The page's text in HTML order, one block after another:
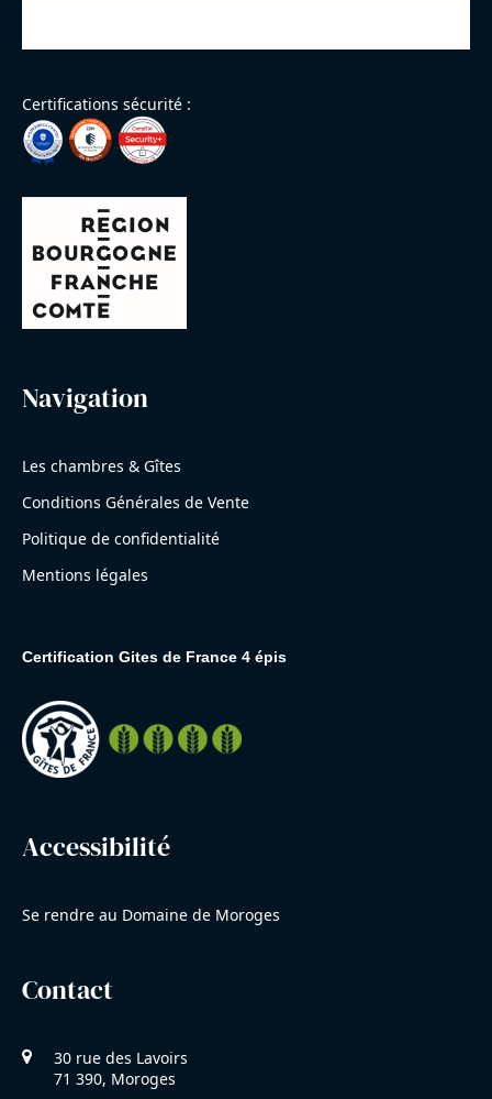
Certifications sécurité :
Navigation
Les chambres & Gîtes
Conditions Générales de Vente
Politique de confidentialité
Mentions légales
Certification Gites de France 4 épis
Accessibilité
Se rendre au Domaine de Moroges
Contact
30 rue des Lavoirs
71 390, Moroges